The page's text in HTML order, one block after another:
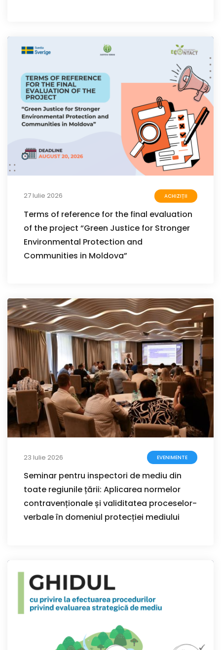
27 Iulie 2026 ACHIZIȚII
Terms of reference for the final evaluation
of the project “Green Justice for Stronger
Environmental Protection and
Communities in Moldova”
23 Iulie 2026 EVENIMENTE
Seminar pentru inspectori de mediu din
toate regiunile țării: Aplicarea normelor
contravenționale și validitatea proceselor-
verbale în domeniul protecției mediului